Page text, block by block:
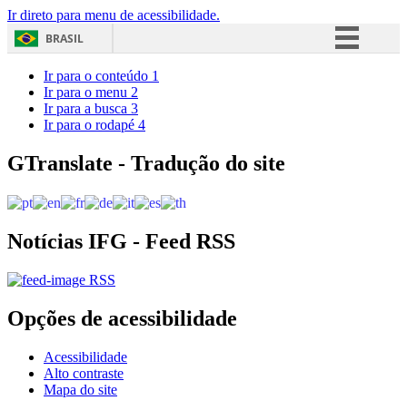
Ir direto para menu de acessibilidade.
BRASIL
Acesso à informação
Ir para o conteúdo 1
Ir para o menu 2
Ir para a busca 3
Ir para o rodapé 4
GTranslate - Tradução do site
Notícias IFG - Feed RSS
RSS
Opções de acessibilidade
Acessibilidade
Alto contraste
Mapa do site